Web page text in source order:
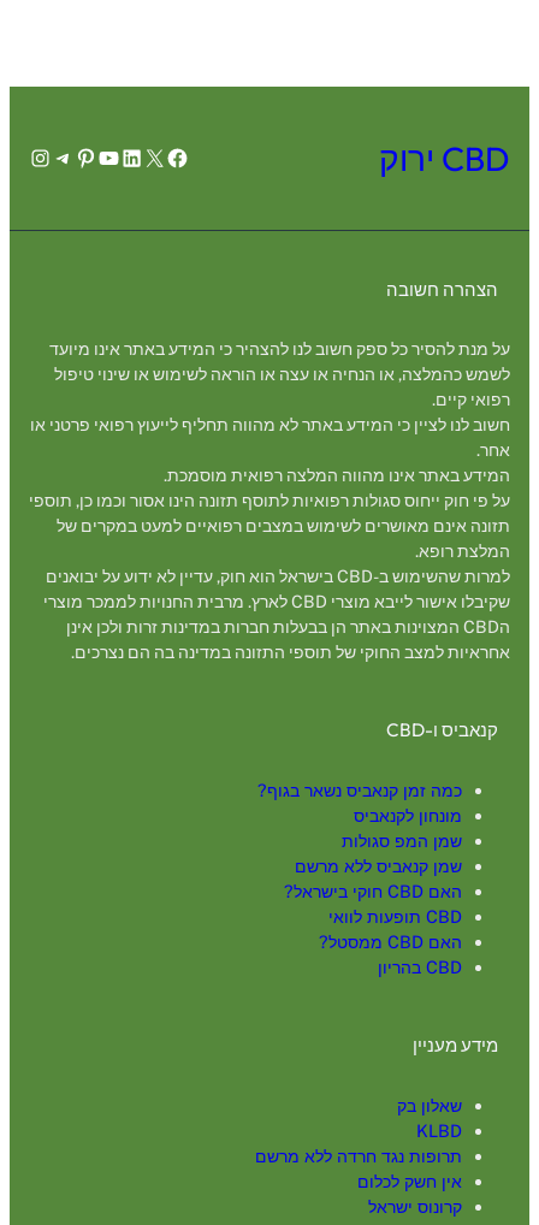
CBD ירוק Facebook
X
LinkedIn
YouTube
Pinterest
הצהרה חשובה
על מנת להסיר כל ספק חשוב לנו להצהיר כי המידע באתר אינו מיועד
לשמש כהמלצה, או הנחיה או עצה או הוראה לשימוש או שינוי טיפול
רפואי קיים.
חשוב לנו לציין כי המידע באתר לא מהווה תחליף לייעוץ רפואי פרטני או
אחר.
המידע באתר אינו מהווה המלצה רפואית מוסמכת.
על פי חוק ייחוס סגולות רפואיות לתוסף תזונה הינו אסור וכמו כן, תוספי
תזונה אינם מאושרים לשימוש במצבים רפואיים למעט במקרים של
המלצת רופא.
למרות שהשימוש ב-CBD בישראל הוא חוק, עדיין לא ידוע על יבואנים
שקיבלו אישור לייבא מוצרי CBD לארץ. מרבית החנויות לממכר מוצרי
הCBD המצוינות באתר הן בבעלות חברות במדינות זרות ולכן אינן
אחראיות למצב החוקי של תוספי התזונה במדינה בה הם נצרכים.
קנאביס ו-CBD
כמה זמן קנאביס נשאר בגוף?
מונחון לקנאביס
שמן המפ סגולות
שמן קנאביס ללא מרשם
האם CBD חוקי בישראל?
CBD תופעות לוואי
האם CBD ממסטל?
CBD בהריון
מידע מעניין
שאלון בק
KLBD
תרופות נגד חרדה ללא מרשם
אין חשק לכלום
קרונוס ישראל